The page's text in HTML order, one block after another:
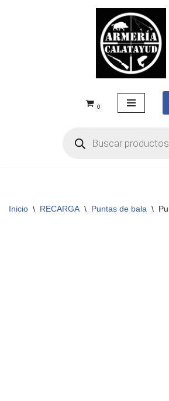
0
Inicio \ RECARGA \ Puntas de bala \